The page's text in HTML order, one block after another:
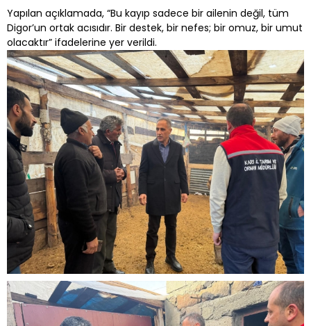
Yapılan açıklamada, “Bu kayıp sadece bir ailenin değil, tüm
Digor’un ortak acısıdır. Bir destek, bir nefes; bir omuz, bir umut
olacaktır” ifadelerine yer verildi.